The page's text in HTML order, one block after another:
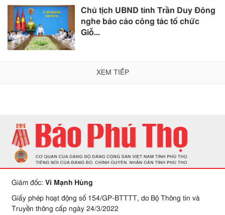
Chủ tịch UBND tỉnh Trần Duy Đông
nghe báo cáo công tác tổ chức
Giỗ...
XEM TIẾP
Giám đốc: Vi Mạnh Hùng
Giấy phép hoạt động số 154/GP-BTTTT, do Bộ Thông tin và
Truyền thông cấp ngày 24/3/2022